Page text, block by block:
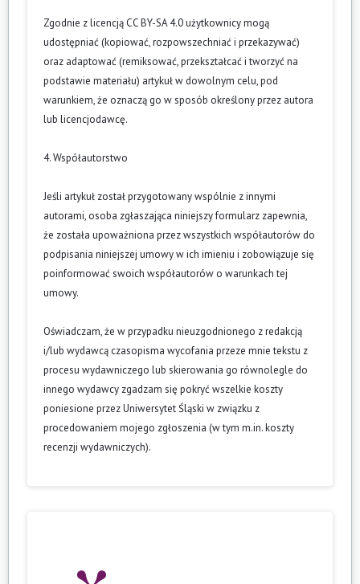
Zgodnie z licencją CC BY-SA 4.0 użytkownicy mogą
udostępniać (kopiować, rozpowszechniać i przekazywać)
oraz adaptować (remiksować, przekształcać i tworzyć na
podstawie materiału) artykuł w dowolnym celu, pod
warunkiem, że oznaczą go w sposób określony przez autora
lub licencjodawcę.
4. Współautorstwo
Jeśli artykuł został przygotowany wspólnie z innymi
autorami, osoba zgłaszająca niniejszy formularz zapewnia,
że została upoważniona przez wszystkich współautorów do
podpisania niniejszej umowy w ich imieniu i zobowiązuje się
poinformować swoich współautorów o warunkach tej
umowy.
Oświadczam, że w przypadku nieuzgodnionego z redakcją
i/lub wydawcą czasopisma wycofania przeze mnie tekstu z
procesu wydawniczego lub skierowania go równolegle do
innego wydawcy zgadzam się pokryć wszelkie koszty
poniesione przez Uniwersytet Śląski w związku z
procedowaniem mojego zgłoszenia (w tym m.in. koszty
recenzji wydawniczych).